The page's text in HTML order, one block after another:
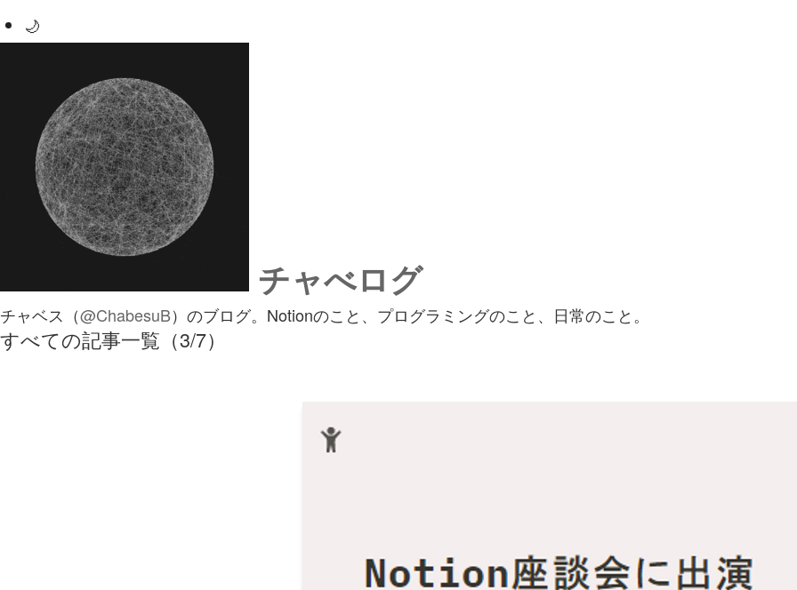
🌙
チャべログ
チャベス（@ChabesuB）のブログ。Notionのこと、プログラミングのこと、日常のこと。
すべての記事一覧（3/7）